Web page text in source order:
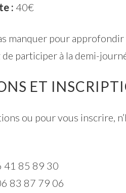
: 40€
manquer pour
participer à la demi-
ET
ou pour vous inscrire,
41 85 89 30
83 87 79 06